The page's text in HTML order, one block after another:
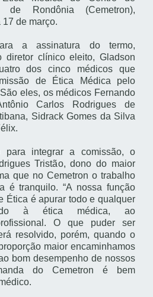
de Rondônia (Cemetron),
de março.
a assinatura do termo,
diretor clínico eleito, Gladson
dos cinco médicos que
de Ética Médica pelo
eles, os médicos Fernando
Carlos Rodrigues de
Sidrack Gomes da Silva
para integrar a comissão, o
Tristão, dono do maior
que no Cemetron o trabalho
é tranquilo. “A nossa função
Ética é apurar todo e qualquer
à ética médica, ao
O que puder ser
resolvido, porém, quando o
maior encaminhamos
bom desempenho de nossos
do Cemetron é bem